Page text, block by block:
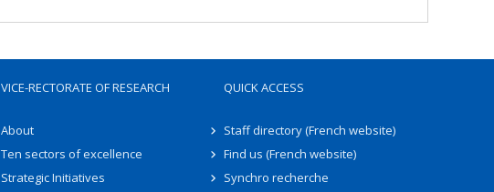
VICE-RECTORATE OF RESEARCH
About
Ten sectors of excellence
Strategic Initiatives
QUICK ACCESS
Staff directory (French website)
Find us (French website)
Synchro recherche